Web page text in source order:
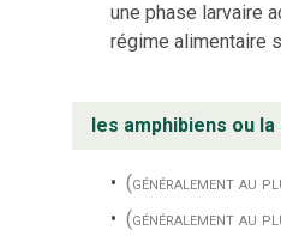
une phase larvaire
régime alimentaire
les amphibiens ou
(généralement au
(généralement au